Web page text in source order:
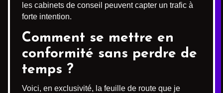
les cabinets de conseil peuvent capter un trafic à
forte intention.
Comment se mettre en
conformité sans perdre de
temps ?
Voici, en exclusivité, la feuille de route que je